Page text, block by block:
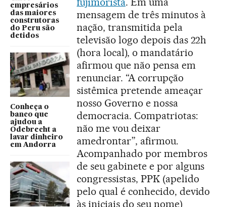
empresários
das maiores
construtoras
do Peru são
detidos
Conheça o
banco que
ajudou a
Odebrecht a
lavar dinheiro
em Andorra
mensagem de três minutos à
nação, transmitida pela
televisão logo depois das 22h
(hora local), o mandatário
afirmou que não pensa em
renunciar. “A corrupção
sistêmica pretende ameaçar
nosso Governo e nossa
democracia. Compatriotas:
não me vou deixar
amedrontar”, afirmou.
Acompanhado por membros
de seu gabinete e por alguns
congressistas, PPK (apelido
pelo qual é conhecido, devido
às iniciais do seu nome)